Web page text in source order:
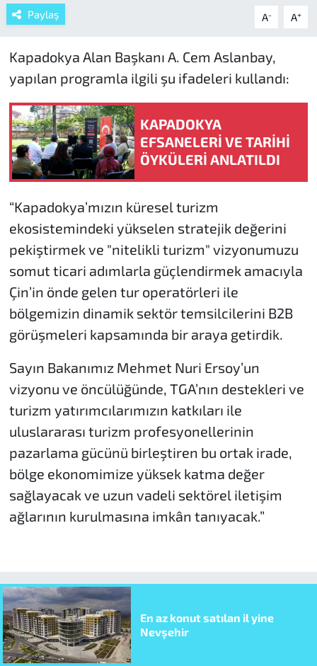
Paylaş A- A+
Kapadokya Alan Başkanı A. Cem Aslanbay,
yapılan programla ilgili şu ifadeleri kullandı:
KAPADOKYA
EFSANELERİ VE TARİHİ
ÖYKÜLERİ ANLATILDI
“Kapadokya’mızın küresel turizm
ekosistemindeki yükselen stratejik değerini
pekiştirmek ve "nitelikli turizm" vizyonumuzu
somut ticari adımlarla güçlendirmek amacıyla
Çin’in önde gelen tur operatörleri ile
bölgemizin dinamik sektör temsilcilerini B2B
görüşmeleri kapsamında bir araya getirdik.
Sayın Bakanımız Mehmet Nuri Ersoy’un
vizyonu ve öncülüğünde, TGA’nın destekleri ve
turizm yatırımcılarımızın katkıları ile
uluslararası turizm profesyonellerinin
pazarlama gücünü birleştiren bu ortak irade,
bölge ekonomimize yüksek katma değer
sağlayacak ve uzun vadeli sektörel iletişim
ağlarının kurulmasına imkân tanıyacak.”
En az konut satılan il yine
Nevşehir